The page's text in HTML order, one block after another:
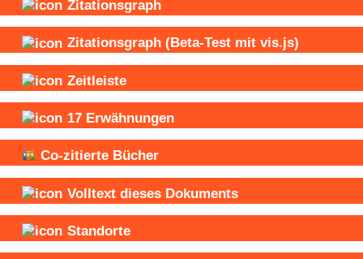
Zitationsgraph
Zitationsgraph (Beta-Test mit vis.js)
Zeitleiste
17 Erwähnungen
Co-zitierte Bücher
Volltext dieses Dokuments
Standorte